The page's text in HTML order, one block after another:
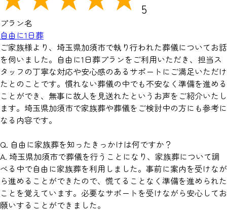
5
プラン名
自由に1日葬
ご家族様より、埼玉県加須市で執り行われた葬儀についてお話
を伺いました。自由に1日葬プランをご利用いただき、担当ス
タッフの丁寧な対応や安心感のあるサポートにご満足いただけ
たとのことです。慣れない葬儀の中でも不安なく準備を進める
ことができ、無事に故人を見送れたというお声をご紹介いたし
ます。埼玉県加須市で家族葬や葬儀をご検討中の方にも参考に
なる内容です。
Q. 自由に家族葬を知ったきっかけは何ですか？
A. 埼玉県加須市で葬儀を行うことになり、家族葬について調
べる中で自由に家族葬を利用しました。事前に案内を受けなが
ら進めることができたので、慌てることなく準備を進められた
ことを覚えています。必要なサポートを受けながら安心してお
願いすることができました。